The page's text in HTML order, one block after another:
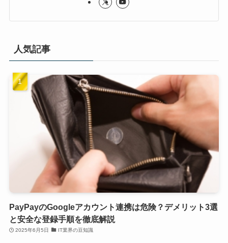
人気記事
PayPayのGoogleアカウント連携は危険？デメリット3選
と安全な登録手順を徹底解説
2025年6月5日 IT業界の豆知識